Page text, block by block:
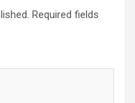
Required fields